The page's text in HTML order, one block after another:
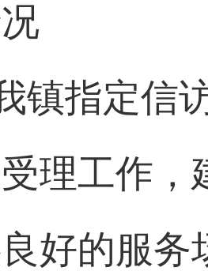
镇指定信
理工作，
好的服务